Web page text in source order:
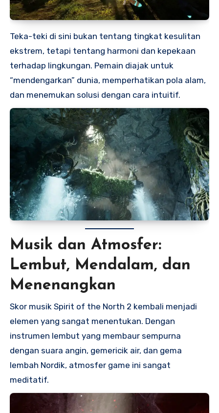
Teka-teki di sini bukan tentang tingkat kesulitan
ekstrem, tetapi tentang harmoni dan kepekaan
terhadap lingkungan. Pemain diajak untuk
“mendengarkan” dunia, memperhatikan pola alam,
dan menemukan solusi dengan cara intuitif.
Musik dan Atmosfer:
Lembut, Mendalam, dan
Menenangkan
Skor musik Spirit of the North 2 kembali menjadi
elemen yang sangat menentukan. Dengan
instrumen lembut yang membaur sempurna
dengan suara angin, gemericik air, dan gema
lembah Nordik, atmosfer game ini sangat
meditatif.